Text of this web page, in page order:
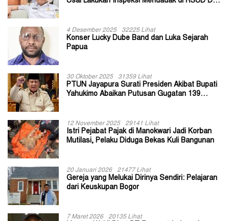
4 Desember 2025 32225 Lihat
Konser Lucky Dube Band dan Luka Sejarah
Papua
30 Oktober 2025 31359 Lihat
PTUN Jayapura Surati Presiden Akibat Bupati
Yahukimo Abaikan Putusan Gugatan 139
12 November 2025 29141 Lihat
Istri Pejabat Pajak di Manokwari Jadi Korban
Mutilasi, Pelaku Diduga Bekas Kuli Bangunan
20 Januari 2026 21477 Lihat
Gereja yang Melukai Dirinya Sendiri: Pelajaran
dari Keuskupan Bogor
7 Maret 2026 20135 Lihat